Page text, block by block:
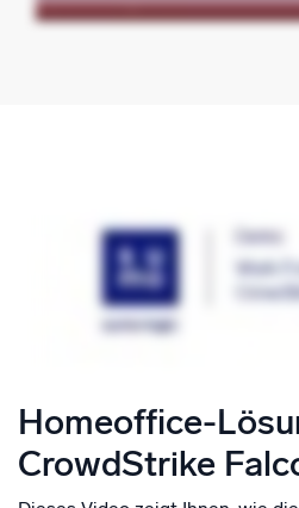
Homeoffice-
CrowdStrike